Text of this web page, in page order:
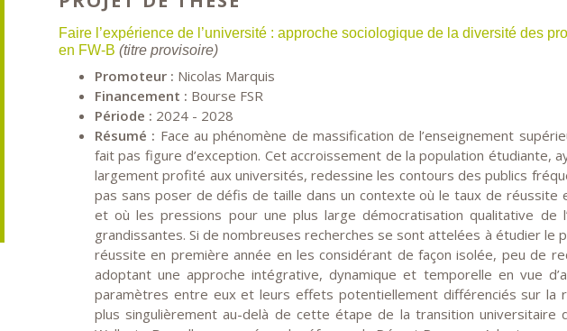
Faire l’expérience de l’université : approche sociologique de la diversité des
en FW-B (titre provisoire)
Promoteur : Nicolas Marquis
Financement : Bourse FSR
Période : 2024 - 2028
Résumé : Face au phénomène de massification de l’enseignement
fait pas figure d’exception. Cet accroissement de la population étudiante,
largement profité aux universités, redessine les contours des publics
pas sans poser de défis de taille dans un contexte où le taux de réussite
et où les pressions pour une plus large démocratisation qualitative de
grandissantes. Si de nombreuses recherches se sont attelées à étudier le
réussite en première année en les considérant de façon isolée, peu de
adoptant une approche intégrative, dynamique et temporelle en vue
paramètres entre eux et leurs effets potentiellement différenciés sur la
plus singulièrement au-delà de cette étape de la transition universitaire